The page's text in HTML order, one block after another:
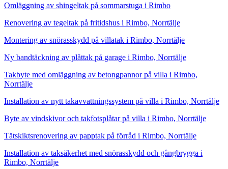
Omläggning av shingeltak på sommarstuga i Rimbo
Renovering av tegeltak på fritidshus i Rimbo, Norrtälje
Montering av snörasskydd på villatak i Rimbo, Norrtälje
Ny bandtäckning av plåttak på garage i Rimbo, Norrtälje
Takbyte med omläggning av betongpannor på villa i Rimbo,
Norrtälje
Installation av nytt takavvattningssystem på villa i Rimbo, Norrtälje
Byte av vindskivor och takfotsplåtar på villa i Rimbo, Norrtälje
Tätskiktsrenovering av papptak på förråd i Rimbo, Norrtälje
Installation av taksäkerhet med snörasskydd och gångbrygga i
Rimbo, Norrtälje